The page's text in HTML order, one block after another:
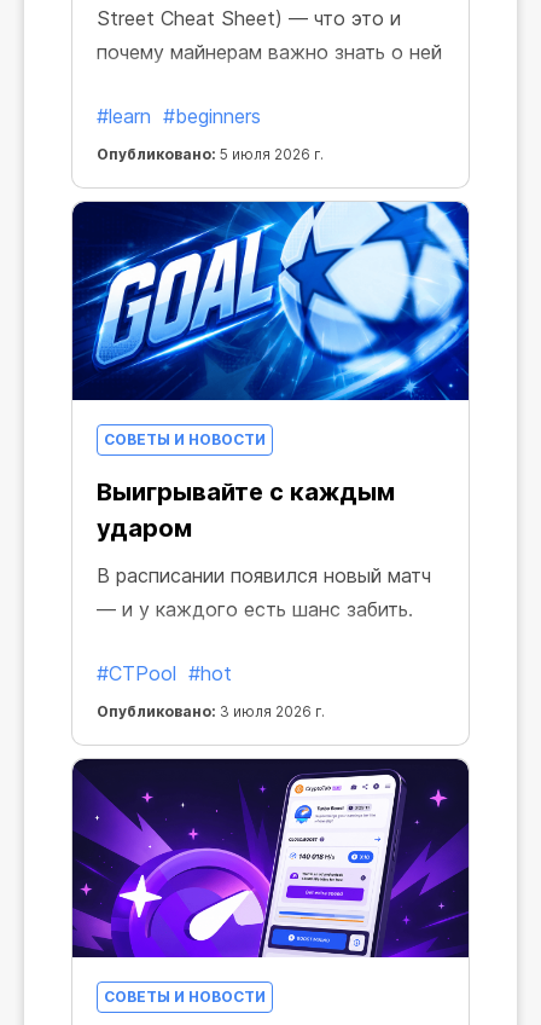
Street Cheat Sheet) — что это и
почему майнерам важно знать о ней
#learn #beginners
Опубликовано: 5 июля 2026 г.
СОВЕТЫ И НОВОСТИ
Выигрывайте с каждым
ударом
В расписании появился новый матч
— и у каждого есть шанс забить.
#CTPool #hot
Опубликовано: 3 июля 2026 г.
СОВЕТЫ И НОВОСТИ